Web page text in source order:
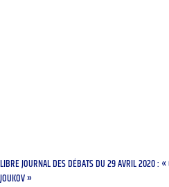
LIBRE JOURNAL DES DÉBATS DU 29 AVRIL 2020 : «
JOUKOV »